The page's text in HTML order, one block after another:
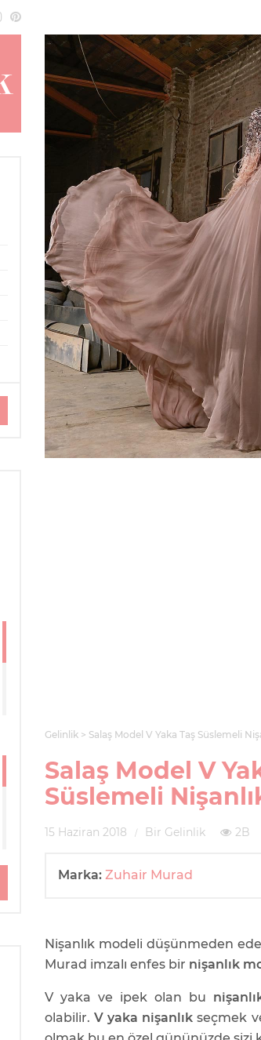
Gelinlik Salaş Model V Yaka Taş Süslemeli
Salaş Model V
Süslemeli
15 Haziran 2018 Bir Gelinlik 2B
Marka: Zuhair Murad
Nişanlık modeli düşünmeden
Murad imzalı enfes bir nişanlık
V yaka ve ipek olan bu
olabilir.V yaka nişanlık seçmek